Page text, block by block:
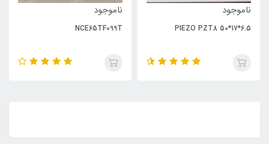
ناموجود
PIEZO PZT8 50*17*6.5
ناموجود
NCE65TF099T